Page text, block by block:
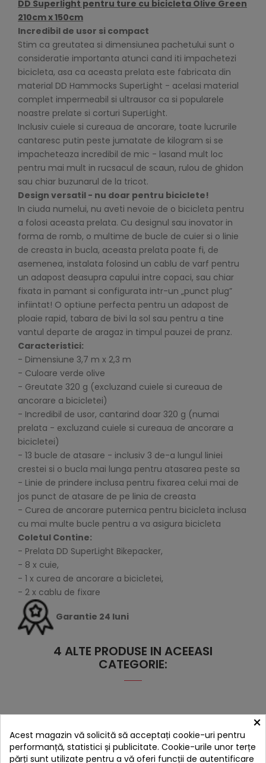
DD Superlight pentru ture cu bicicleta Olive Green
210cm x 150cm
Incredibil de usor si compact
Stim ca greutatea si dimensiunea pachetului sunt o
consideratie importanta atunci cand iti impachetezi
bicicleta, asa ca aceasta prelata este fabricata din
material DD Hammocks SuperLight - acelasi material
complet impermeabil si ultrausor ca si popularele
noastre prelate si corturi SuperLight.
Inclusiv cuiele si cureaua de ancorare, toate lucrurile
cantaresc putin peste jumatate de kilogram si se
impacheteaza incredibil de mic - lasand mult loc
pentru mai mult in rucsacul de scaun, rulou de ghidon
sau chiar buzunarul de la tricot.
Design versatil - nu doar pentru biciclete!
In ciuda numelui, nu aveti nevoie de o bicicleta pentru
a folosi aceasta prelata. Cu designul sau inovator in
forma de romb, o multime de bucle de cuier si o linie
de creasta in bucla, aceasta prelata poate fi, de
asemenea, instalata folosind un cablu de varf pentru
un adapost deasupra capului intre copaci, sau chiar
fixata in pamant si configurata intr-un „punct plug”
infiintat! O optiune perfecta pentru un adapost de
ploaie rapid, tabara de bivi la sol sau pentru a tine
vantul departe de aragaz in timpul pauzei de pranz.
Caracteristici:
- Dimensiune 3,7 m x 2,3 m
- Culoare verde olive
- Greutate 320 g (excluzand cuiele si cureaua de
ancorare a bicicletei)
- Incredibil de usor, cantarind doar 320 g (numai
prelata - excluzand cuiele si cureaua de ancorare a
bicicletei)
- 13 bucle de atasare - inclusiv 3 de-a lungul liniei
crestei si o bucla mai lunga pentru atasarea peste sa
- Linie de prindere inclusa pentru fixarea celui mai de
jos punct de atasare de pe linia de creasta
- Curea de ancorare puternica pentru bicicleta inclusa
cu mai multe bucle pentru a va asigura bicicleta
Coletul Contine:
- Prelata DD SuperLight Bikepacker,
- 8 x cuie,
- 1 x curea de ancorare a bicicletei,
- 2 x cablu de fixare
Garantie 24 luni
4 ALTE PRODUSE IN ACEEASI
CATEGORIE:
×
Acest magazin vă solicită să acceptați cookie-uri pentru
performanță, statistici și publicitate. Cookie-urile unor terțe
părți sunt utilizate pentru a vă oferi funcții de autentificare